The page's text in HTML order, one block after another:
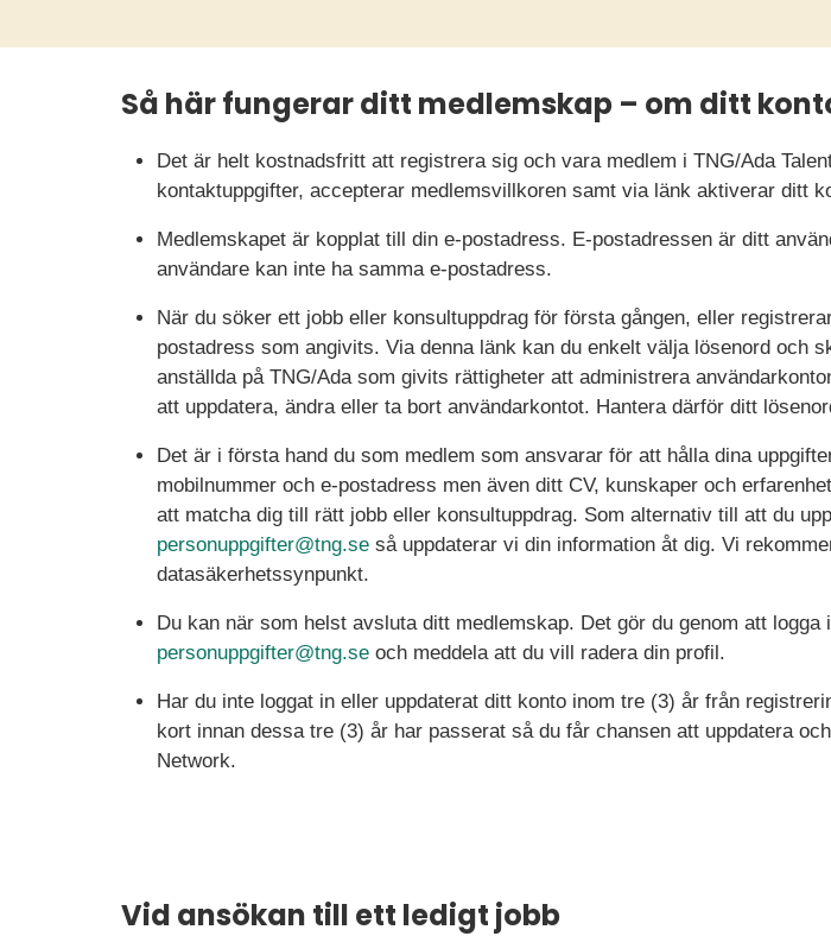
Så här fungerar ditt medlemskap – om ditt
Det är helt kostnadsfritt att registrera sig och vara medlem i TNG/Ada
kontaktuppgifter, accepterar medlemsvillkoren samt via länk aktiverar ditt
Medlemskapet är kopplat till din e-postadress. E-postadressen är ditt
användare kan inte ha samma e-postadress.
När du söker ett jobb eller konsultuppdrag för första gången, eller
postadress som angivits. Via denna länk kan du enkelt välja lösenord och
anställda på TNG/Ada som givits rättigheter att administrera
att uppdatera, ändra eller ta bort användarkontot. Hantera därför ditt
Det är i första hand du som medlem som ansvarar för att hålla dina
mobilnummer och e-postadress men även ditt CV, kunskaper och
att matcha dig till rätt jobb eller konsultuppdrag. Som alternativ till att du
personuppgifter@tng.se så uppdaterar vi din information åt dig. Vi
datasäkerhetssynpunkt.
Du kan när som helst avsluta ditt medlemskap. Det gör du genom att logga
personuppgifter@tng.se och meddela att du vill radera din profil.
Har du inte loggat in eller uppdaterat ditt konto inom tre (3) år från
kort innan dessa tre (3) år har passerat så du får chansen att uppdatera
Network.
Vid ansökan till ett ledigt jobb